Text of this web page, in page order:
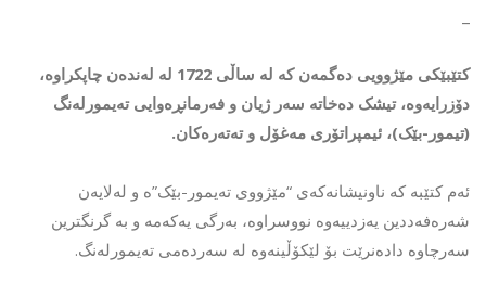
کتێبێکی مێژوویی دەگمەن کە لە ساڵی 1722 لە لەندەن چاپکراوە،
دۆزرایەوە، تیشک دەخاتە سەر ژیان و فەرمانڕەوایی تەیمورلەنگ
(تیمور-بێک)، ئیمپراتۆری مەغۆل و تەتەرەکان.
ئەم کتێبە کە ناونیشانەکەی “مێژووی تەیمور-بێک”ە و لەلایەن
شەرەفەددین یەزدییەوە نووسراوە، بەرگی یەکەمە و بە گرنگترین
سەرچاوە دادەنرێت بۆ لێکۆڵینەوە لە سەردەمی تەیمورلەنگ.